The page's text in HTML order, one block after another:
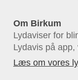
Om Birkum
Lydaviser for
Lydavis på
Læs om vores